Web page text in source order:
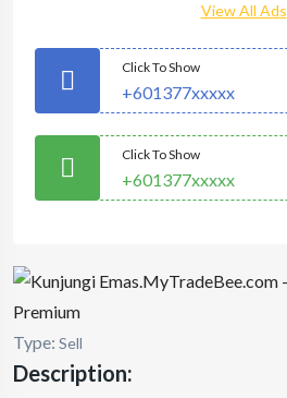
View All Ads
Click To Show
+601377xxxxx
Click To Show
+601377xxxxx
Type: Sell
Description: